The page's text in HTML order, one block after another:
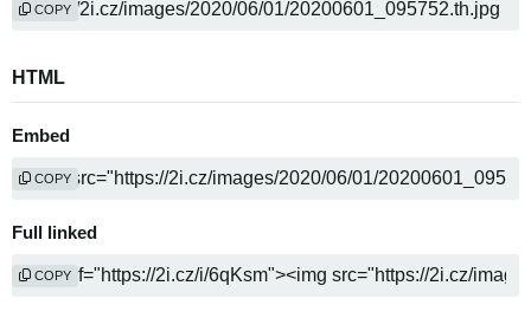
COPY
HTML
Embed
COPY
Full linked
COPY